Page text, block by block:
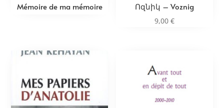
Mémoire de ma mémoire Ոզնիկ – Voznig
9,00 €